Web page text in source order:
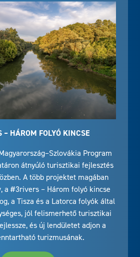
– HÁROM FOLYÓ KINCSE
Program
átnyúló turisztikai fejlesztés
A több projektet magában
a #3rivers – Három folyó kincse
a Tisza és a Latorca folyók által
jól felismerhető turisztikai
és új lendületet adjon a
turizmusának.